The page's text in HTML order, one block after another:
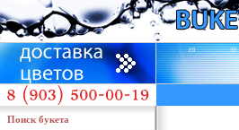
Поиск букета